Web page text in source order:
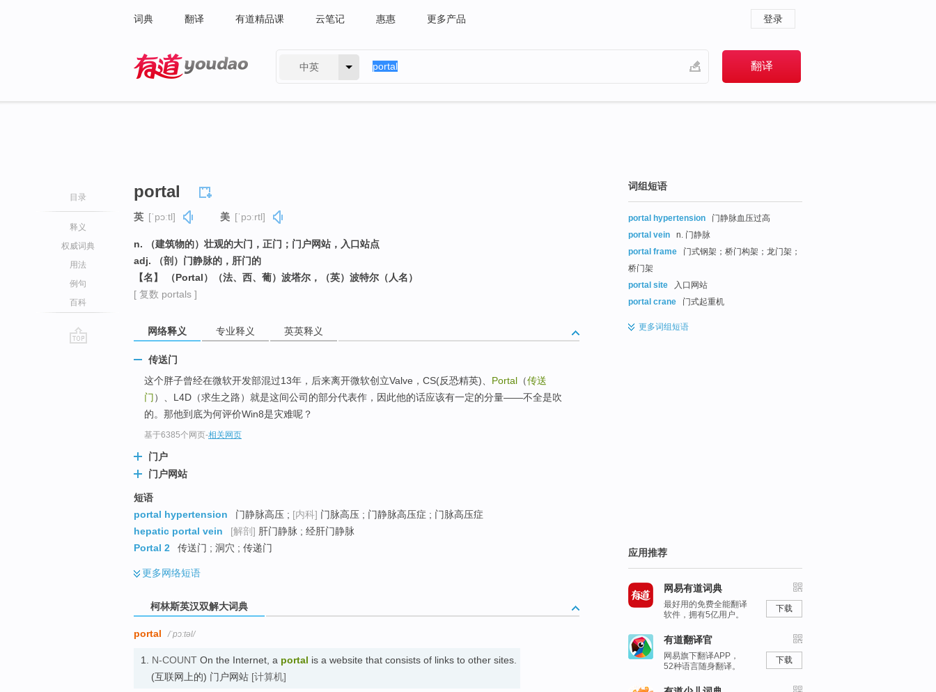
词典 翻译 有道精品课 云笔记 惠惠 更多产品 登录
中英
目录
释义
权威词典
用法
例句
百科
portal
英 [ˈpɔːtl] 美 [ˈpɔːrtl]
n. （建筑物的）壮观的大门，正门；门户网站，入口站点
adj. （剖）门静脉的，肝门的
【名】 （Portal）（法、西、葡）波塔尔，（英）波特尔（人名）
[ 复数 portals ]
网络释义 专业释义 英英释义
传送门
这个胖子曾经在微软开发部混过13年，后来离开微软创立Valve，CS(反恐精英)、 Portal （传送
门）、L4D（求生之路）就是这间公司的部分代表作，因此他的话应该有一定的分量——不全是吹
的。那他到底为何评价Win8是灾难呢？
基于6385个网页-相关网页
门户
门户网站
短语
portal hypertension
门静脉高压 ; [内科] 门脉高压 ; 门静脉高压症 ; 门脉高压症
hepatic portal vein
[解剖] 肝门静脉 ; 经肝门静脉
Portal 2
传送门 ; 洞穴 ; 传递门
更多网络短语
柯林斯英汉双解大词典
portal /ˈpɔːtəl/
1. N-COUNT On the Internet, a portal is a website that consists of links to other sites.
(互联网上的) 门户网站 [计算机]
词组短语
portal hypertension
门静脉血压过高
portal vein
n. 门静脉
portal frame
门式钢架；桥门构架；龙门架；
桥门架
portal site
入口网站
portal crane
门式起重机
更多词组短语
应用推荐